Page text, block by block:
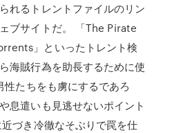
れるトレントファイルのリン
ブサイトだ。 「The Pirate
」といったトレント検
海賊行為を助長するために使
たちをも虜にするであろ
息遣いも見逃せないポイント
づき冷徹なそぶりで罠を仕